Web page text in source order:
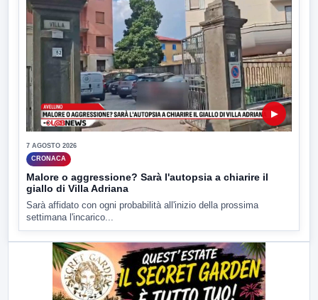
▶
7 AGOSTO 2026
CRONACA
Malore o aggressione? Sarà l'autopsia a chiarire il
giallo di Villa Adriana
Sarà affidato con ogni probabilità all'inizio della prossima
settimana l'incarico...